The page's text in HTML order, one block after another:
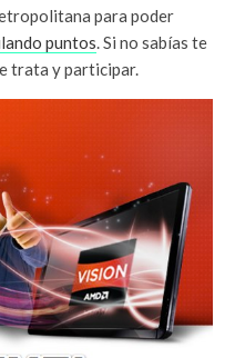
para poder
puntos . Si no sabías te
trata y participar.